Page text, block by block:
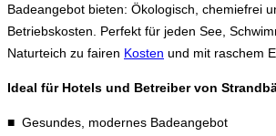
Badeangebot bieten: Ökologisch, chemiefrei
Betriebskosten. Perfekt für jeden See,
Naturteich zu fairen Kosten und mit raschem
Ideal für Hotels und Betreiber von
■ Gesundes, modernes Badeangebot